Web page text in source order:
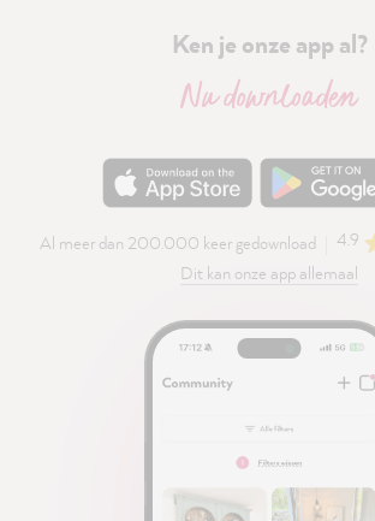
Ken je onze app al?
Nu downloaden
Al meer dan 200.000 keer gedownload
4.9
Dit kan onze app allemaal